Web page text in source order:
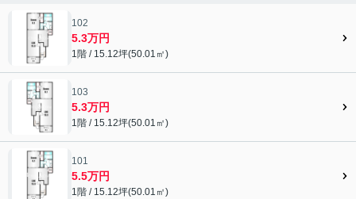
102
5.3万円
1階 / 15.12坪(50.01㎡)
103
5.3万円
1階 / 15.12坪(50.01㎡)
101
5.5万円
1階 / 15.12坪(50.01㎡)